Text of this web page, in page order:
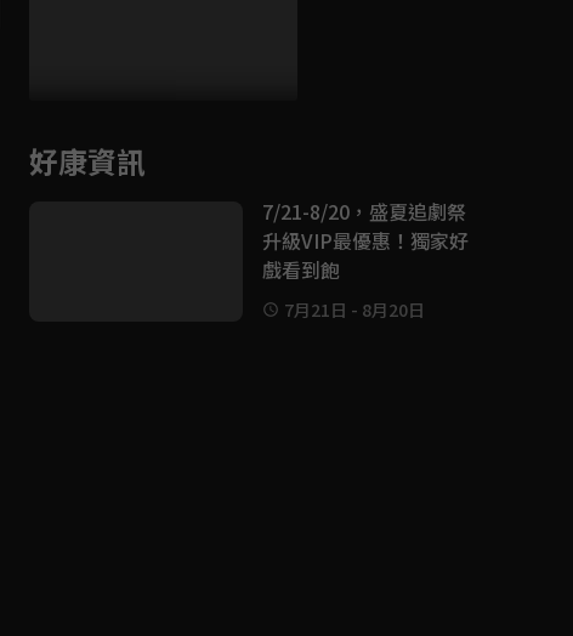
好康資訊
7/21-8/20，盛夏追劇祭
升級VIP最優惠！獨家好
戲看到飽
7月21日 - 8月20日